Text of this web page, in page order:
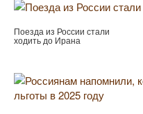
Поезда из России стали
ходить до Ирана